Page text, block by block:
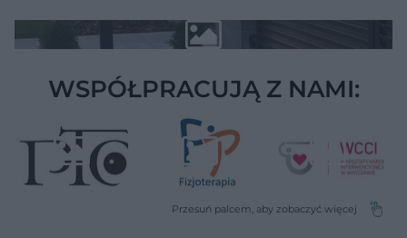
WSPÓŁPRACUJĄ Z NAMI: